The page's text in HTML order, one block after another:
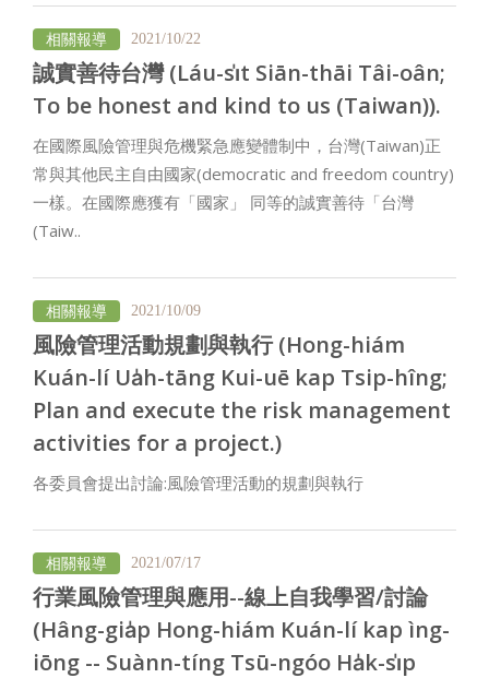
相關報導 2021/10/22
誠實善待台灣 (Láu-si̍t Siān-thāi Tâi-oân;
To be honest and kind to us (Taiwan)).
在國際風險管理與危機緊急應變體制中，台灣(Taiwan)正
常與其他民主自由國家(democratic and freedom country)
一樣。在國際應獲有「國家」 同等的誠實善待「台灣
(Taiw..
相關報導 2021/10/09
風險管理活動規劃與執行 (Hong-hiám
Kuán-lí Ua̍h-tāng Kui-uē kap Tsip-hîng;
Plan and execute the risk management
activities for a project.)
各委員會提出討論:風險管理活動的規劃與執行
相關報導 2021/07/17
行業風險管理與應用--線上自我學習/討論
(Hâng-gia̍p Hong-hiám Kuán-lí kap ìng-
iōng -- Suànn-tíng Tsū-ngóo Ha̍k-si̍p